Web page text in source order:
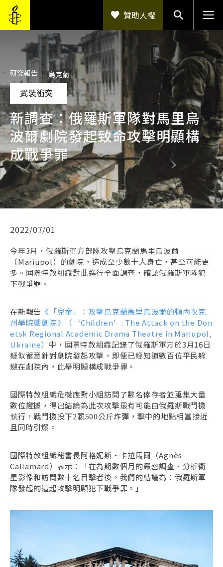
研究報告 烏克蘭
武裝衝突
新調查：俄羅斯軍隊對馬里烏
波爾劇院發起致命攻擊明顯構
成戰爭罪
2022/07/01
今年3月，俄羅斯軍方部隊攻擊烏克蘭馬里烏波爾
（Mariupol）的劇院，造成至少數十人身亡，甚至可能更
多。國際特赦組織對此進行全面調查，確認俄羅斯軍隊犯
下戰爭罪。
在新報告 《「兒童」：攻擊烏克蘭馬里烏波爾的頓內次克
州學院戲劇院》（‘Children’: The Attack on the Don
etsk Regional Academic Drama Theatre in Mariupol,
Ukraine） 中，國際特赦組織記錄了俄羅斯軍方於3月16日
疑似蓄意針對劇院發起攻擊，即便已經知道數百位平民躲
避在劇院內，此舉明顯構成戰爭罪。
國際特赦組織危機應對小組訪問了數名倖存者並蒐集大量
數位證據，得出結論為此次攻擊最有可能由俄羅斯戰鬥機
執行，戰鬥機投下2顆500公斤炸彈，擊中的地點相當接近
且同時引爆。
國際特赦組織秘書長阿格妮斯・卡拉馬爾（Agnès
Callamard）表示：「在為期數個月的嚴密調查、分析衛
星影像和訪問數十名目擊者後，我們的結論為：俄羅斯軍
隊發起的這起攻擊明顯犯下戰爭罪。」
贊助人權